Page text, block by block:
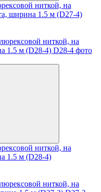
ниткой, на
ширина 1.5 м (D27-4)
ниткой, на
1.5 м (D28-4)